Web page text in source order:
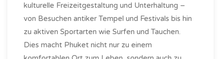
kulturelle Freizeitgestaltung und Unterhaltung –
von Besuchen antiker Tempel und Festivals bis hin
zu aktiven Sportarten wie Surfen und Tauchen.
Dies macht Phuket nicht nur zu einem